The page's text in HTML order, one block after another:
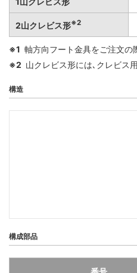
2山クレビス形※2
※1 軸方向フート金具をご注文の
※2 山クレビス形には､クレビス
構造
構成部品